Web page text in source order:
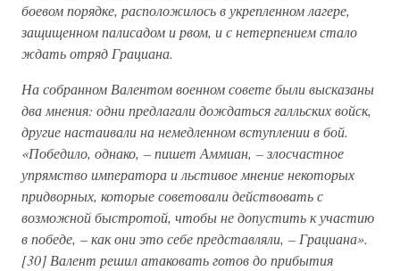
боевом порядке, расположилось в укрепленном лагере,
защищенном палисадом и рвом, и с нетерпением стало
ждать отряд Грациана.
На собранном Валентом военном совете были высказаны
два мнения: одни предлагали дождаться галльских войск,
другие настаивали на немедленном вступлении в бой.
«Победило, однако, – пишет Аммиан, – злосчастное
упрямство императора и льстивое мнение некоторых
придворных, которые советовали действовать с
возможной быстротой, чтобы не допустить к участию
в победе, – как они это себе представляли, – Грациана».
[30] Валент решил атаковать готов до прибытия